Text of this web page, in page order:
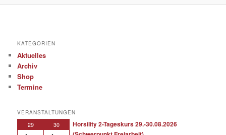
KATEGORIEN
Aktuelles
Archiv
Shop
Termine
VERANSTALTUNGEN
29 30
Horsility 2-Tageskurs 29.-30.08.2026